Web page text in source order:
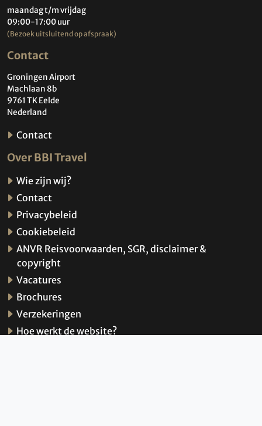
maandag t/m vrijdag
09:00-17:00 uur
(Bezoek uitsluitend op afspraak)
Contact
Groningen Airport
Machlaan 8b
9761 TK Eelde
Nederland
Contact
Over BBI Travel
Wie zijn wij?
Contact
Privacybeleid
Cookiebeleid
ANVR Reisvoorwaarden, SGR, disclaimer &
copyright
Vacatures
Brochures
Verzekeringen
Hoe werkt de website?